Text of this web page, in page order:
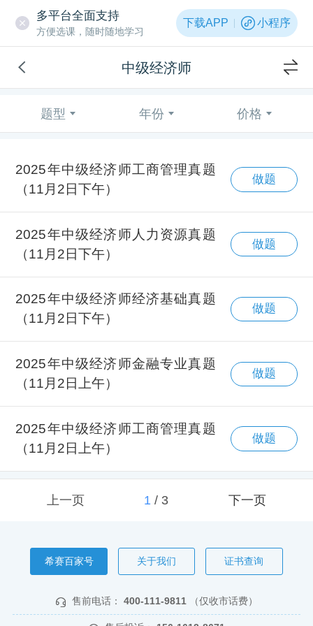
多平台全面支持
方便选课，随时随地学习
下载APP 小程序
中级经济师
题型 年份 价格
2025年中级经济师工商管理真题
（11月2日下午）
做题
2025年中级经济师人力资源真题
（11月2日下午）
做题
2025年中级经济师经济基础真题
（11月2日下午）
做题
2025年中级经济师金融专业真题
（11月2日上午）
做题
2025年中级经济师工商管理真题
（11月2日上午）
做题
上一页 1/ 3 下一页
希赛百家号 关于我们 证书查询
售前电话： 400-111-9811 （仅收市话费）